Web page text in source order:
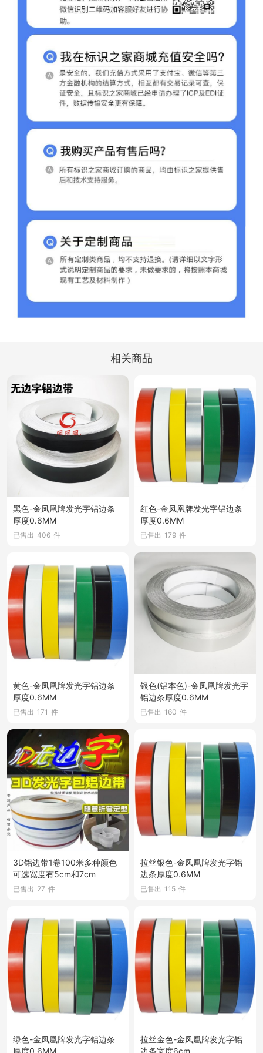
相关商品
黑色-金凤凰牌发光字铝边条
厚度0.6MM
已售出 406 件
红色-金凤凰牌发光字铝边条
厚度0.6MM
已售出 179 件
黄色-金凤凰牌发光字铝边条
厚度0.6MM
已售出 171 件
银色(铝本色)-金凤凰牌发光字
铝边条厚度0.6MM
已售出 160 件
3D铝边带1卷100米多种颜色
可选宽度有5cm和7cm
已售出 27 件
拉丝银色-金凤凰牌发光字铝
边条厚度0.6MM
已售出 115 件
绿色-金凤凰牌发光字铝边条
拉丝金色-金凤凰牌发光字铝